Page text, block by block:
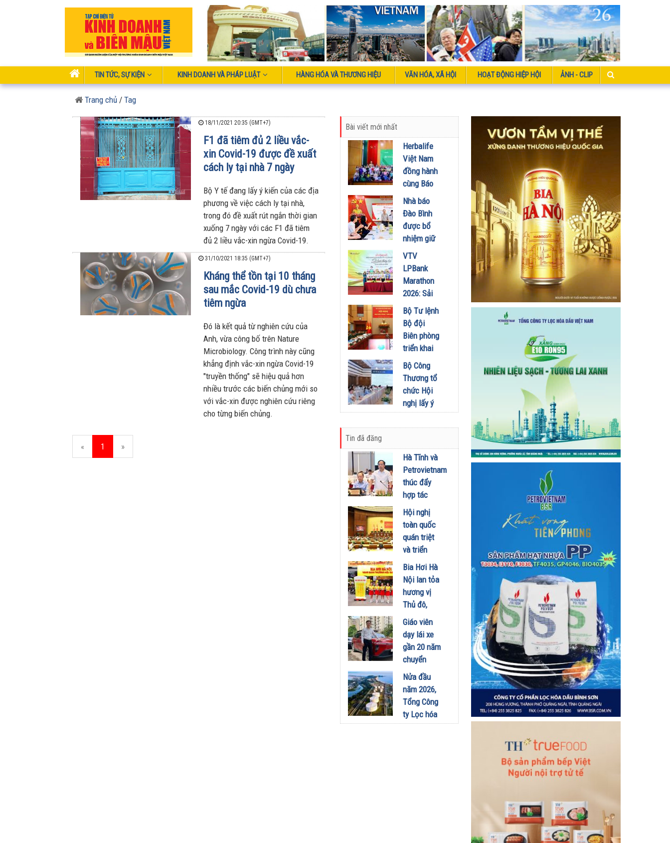
TIN TỨC, SỰ KIỆN KINH DOANH VÀ PHÁP LUẬT HÀNG HÓA VÀ THƯƠNG HIỆU VĂN HÓA, XÃ HỘI HOẠT ĐỘNG HIỆP HỘI ẢNH - CLIP
Trang chủ / Tag
18/11/2021 20:35 (GMT+7)
F1 đã tiêm đủ 2 liều vắc-
xin Covid-19 được đề xuất
cách ly tại nhà 7 ngày
Bộ Y tế đang lấy ý kiến của các địa
phương về việc cách ly tại nhà,
trong đó đề xuất rút ngắn thời gian
xuống 7 ngày với các F1 đã tiêm
đủ 2 liều vắc-xin ngừa Covid-19.
31/10/2021 18:35 (GMT+7)
Kháng thể tồn tại 10 tháng
sau mắc Covid-19 dù chưa
tiêm ngừa
Đó là kết quả từ nghiên cứu của
Anh, vừa công bố trên Nature
Microbiology. Công trình này cũng
khẳng định vắc-xin ngừa Covid-19
"truyền thống" sẽ hiệu quả hơn
nhiều trước các biến chủng mới so
với vắc-xin được nghiên cứu riêng
cho từng biến chủng.
« 1 »
Bài viết mới nhất
Herbalife
Việt Nam
đồng hành
cùng Báo
Sức khỏe
và Đời
sống tổ
chức Cuộc
thi “Tôi
Khỏe Đẹp
Hơn” lần
thứ 5 để
khuyến
khích mọi
người trở
thành
phiên bản
chính mình
01/08/2026
Nhà báo
Đào Bình
được bổ
nhiệm giữ
chức Tổng
Biên tập
Tạp chí
Doanh
Đầu tư
01/08/2026
VTV
LPBank
Marathon
2026: Sải
bước qua
miền Di
sản, lan
tỏa giá trị
xanh
31/07/2026
Bộ Tư lệnh
Bộ đội
Biên phòng
triển khai
phương
hướng,
nhiệm vụ
trọng tâm
tháng
Bộ Công
Thương tổ
chức Hội
nghị lấy ý
kiến dự
thảo Nghị
kinh doanh
xăng dầu
29/07/2026
Tin đã đăng
Hà Tĩnh và
Petrovietnam
thúc đẩy
hợp tác
phát triển
trung tâm
công
nghiệp -
sinh thái
tại Vũng
Áng
29/07/2026
Hội nghị
toàn quốc
quán triệt
và triển
khai thực
hiện Nghị
quyết Hội
nghị Trung
29/07/2026
Bia Hơi Hà
Nội lan tỏa
hương vị
Thủ đô,
khuấy động
mùa hè tại
TP. Hồ Chí
Minh
Giáo viên
dạy lái xe
gần 20 năm
chuyển
sang dùng
Limo
Green: Tôi
đã hiểu vì
sao xe điện
Nửa đầu
năm 2026,
Tổng Công
ty Lọc hóa
dầu Việt